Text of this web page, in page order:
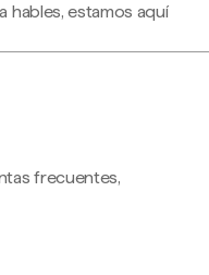
hables, estamos aquí
frecuentes,